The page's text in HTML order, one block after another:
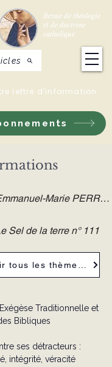
Revue de théologie
et de doctrine
catholique
lettre d'information
Fr. Emmanuel-Marie PERRET O.P.
Sel de la terre n° 111
Traditionnelle et
Bibliques
ses détracteurs :
intégrité, véracité